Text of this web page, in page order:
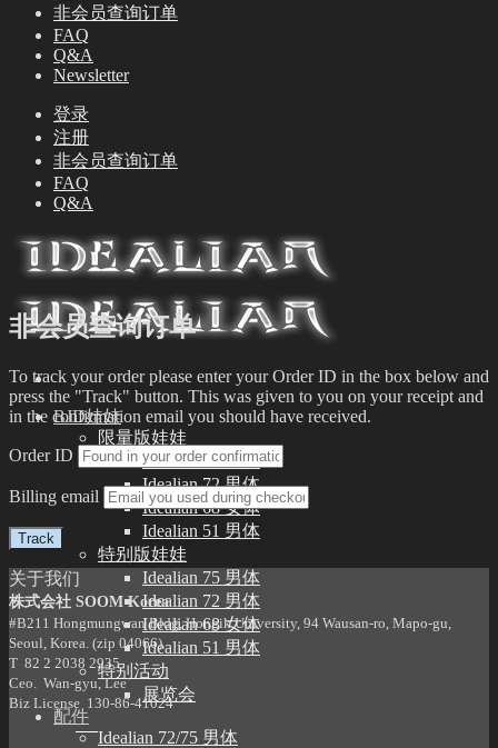
非会员查询订单
FAQ
Q&A
Newsletter
登录
注册
非会员查询订单
FAQ
Q&A
BJD娃娃
限量版娃娃
Idealian 75 男体
Idealian 72 男体
Idealian 68 女体
Idealian 51 男体
特别版娃娃
Idealian 75 男体
Idealian 72 男体
Idealian 68 女体
Idealian 51 男体
特别活动
展览会
配件
Idealian 72/75 男体
非会员查询订单
To track your order please enter your Order ID in the box below and
press the "Track" button. This was given to you on your receipt and
in the confirmation email you should have received.
Order ID
Billing email
Track
关于我们
株式会社 SOOM Korea
#B211 Hongmungwan Bldg, Hongik University, 94 Wausan-ro, Mapo-gu,
Seoul, Korea. (zip 04066)
T 82 2 2038 2935
Ceo. Wan-gyu, Lee
Biz License 130-86-41024